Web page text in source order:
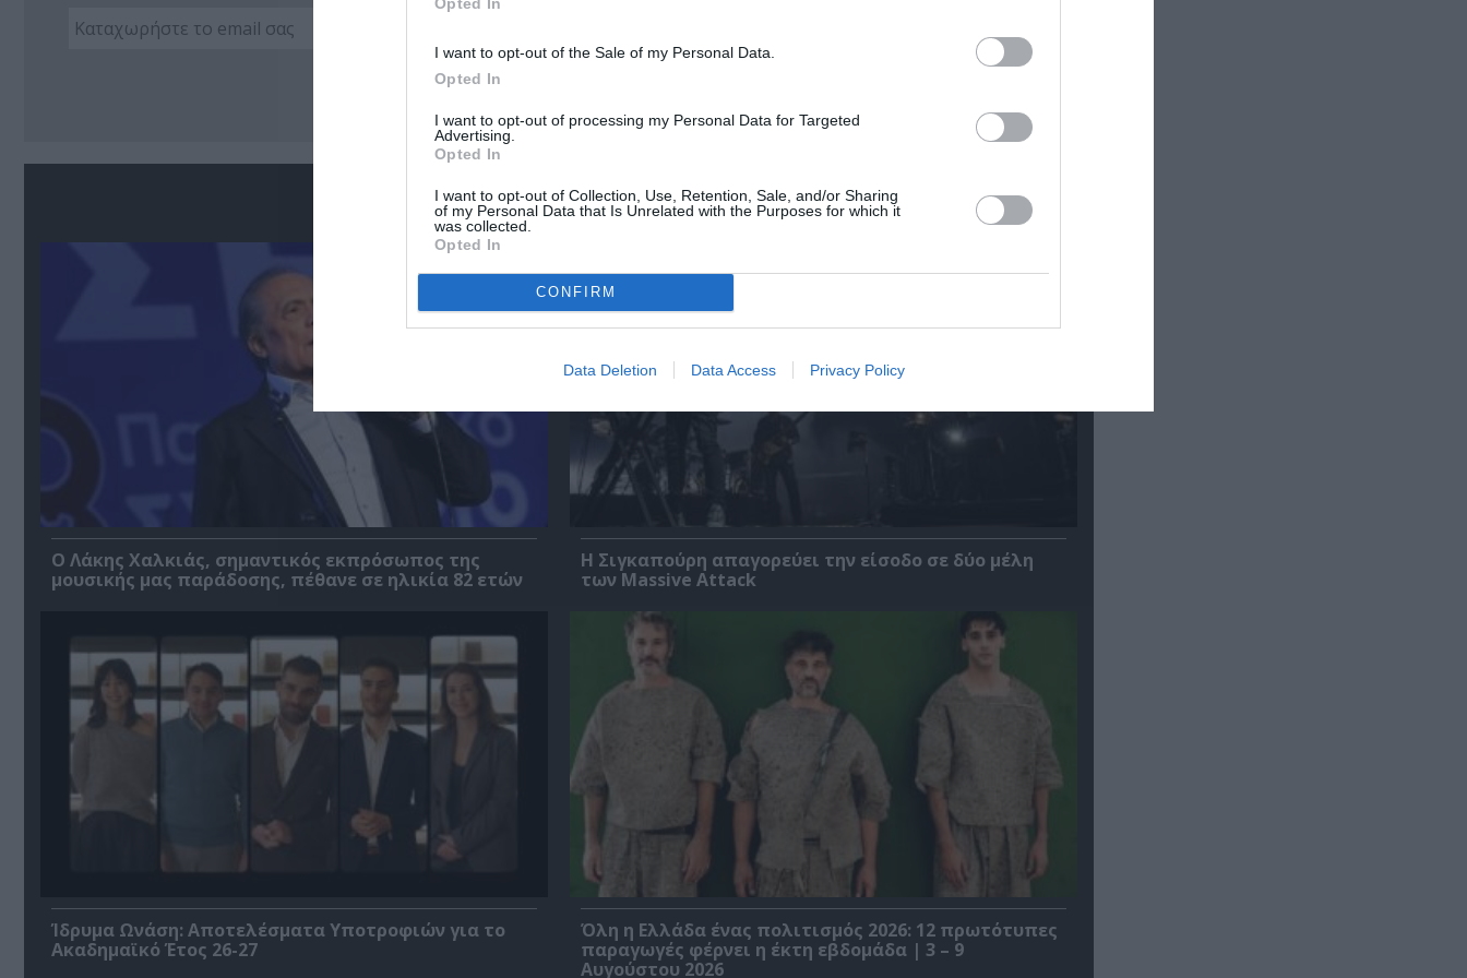
I want to opt-out of the Sale of my Personal Data.
Opted In
I want to opt-out of processing my Personal Data for Targeted
Advertising.
Opted In
I want to opt-out of Collection, Use, Retention, Sale, and/or Sharing
of my Personal Data that Is Unrelated with the Purposes for which it
was collected.
Opted In
CONFIRM
Data Deletion Data Access Privacy Policy
Ακολουθήστε το Culturenow.gr
Σχετικά Άρθρα
Ο Λάκης Χαλκιάς, σημαντικός εκπρόσωπος της
μουσικής μας παράδοσης, πέθανε σε ηλικία 82 ετών
Η Σιγκαπούρη απαγορεύει την είσοδο σε δύο μέλη
των Massive Attack
Ίδρυμα Ωνάση: Αποτελέσματα Υποτροφιών για το
Ακαδημαϊκό Έτος 26-27
Όλη η Ελλάδα ένας πολιτισμός 2026: 12 πρωτότυπες
παραγωγές φέρνει η έκτη εβδομάδα | 3 – 9
Αυγούστου 2026